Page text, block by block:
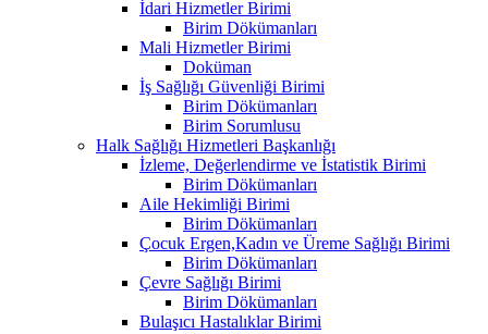
İdari Hizmetler Birimi
Birim Dökümanları
Mali Hizmetler Birimi
Doküman
İş Sağlığı Güvenliği Birimi
Birim Dökümanları
Birim Sorumlusu
Halk Sağlığı Hizmetleri Başkanlığı
İzleme, Değerlendirme ve İstatistik Birimi
Birim Dökümanları
Aile Hekimliği Birimi
Birim Dökümanları
Çocuk Ergen,Kadın ve Üreme Sağlığı Birimi
Birim Dökümanları
Çevre Sağlığı Birimi
Birim Dökümanları
Bulaşıcı Hastalıklar Birimi